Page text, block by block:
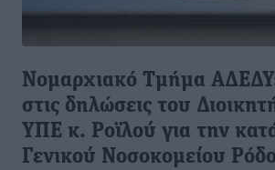
Νομαρχιακό Τμήμα
στις δηλώσεις του
ΥΠΕ κ. Ροϊλού για την
Γενικού Νοσοκομείου